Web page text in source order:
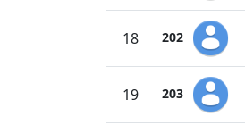
18 202
19 203